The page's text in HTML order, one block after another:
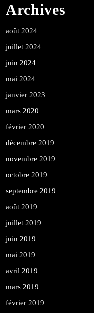
Archives
août 2024
juillet 2024
juin 2024
mai 2024
janvier 2023
mars 2020
février 2020
décembre 2019
novembre 2019
octobre 2019
septembre 2019
août 2019
juillet 2019
juin 2019
mai 2019
avril 2019
mars 2019
février 2019